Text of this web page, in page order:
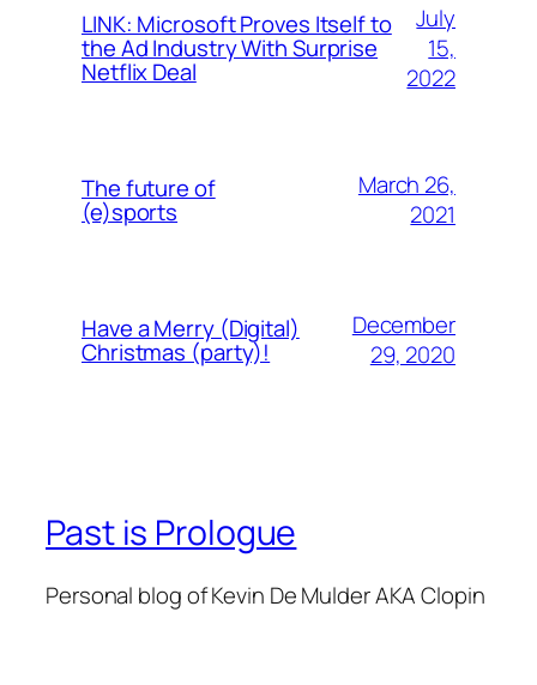
LINK: Microsoft Proves Itself to
the Ad Industry With Surprise
Netflix Deal
July
15,
2022
The future of
(e)sports
March 26,
2021
Have a Merry (Digital)
Christmas (party)!
December
29, 2020
Past is Prologue
Personal blog of Kevin De Mulder AKA Clopin